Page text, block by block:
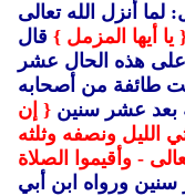
أنزل الله تعالى
يا أيها المزمل } قال
هذه الحال عشر
طائفة من أصحابه
بعد عشر سنين { إن
الليل ونصفه وثلثه
- وأقيموا الصلاة
ورواه ابن أبي